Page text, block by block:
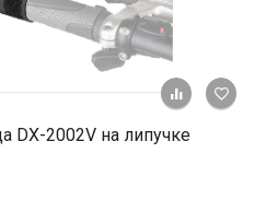
+ К
DX-2002V на липучке